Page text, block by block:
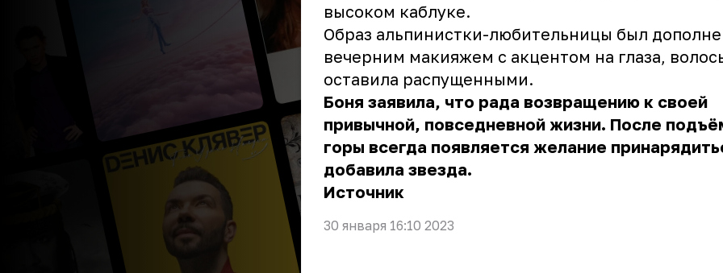
высоком каблуке.
Образ альпинистки-любительницы был
вечерним макияжем с акцентом на глаза,
оставила распущенными.
Боня заявила, что рада возвращению к своей
привычной, повседневной жизни. После
горы всегда появляется желание
добавила звезда.
Источник
30 января 16:10 2023